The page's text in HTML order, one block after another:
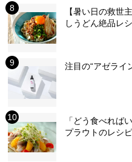
【暑い日の救世
しうどん絶品レ
注目の“アゼライ
「どう食べれば
プラウトのレシ